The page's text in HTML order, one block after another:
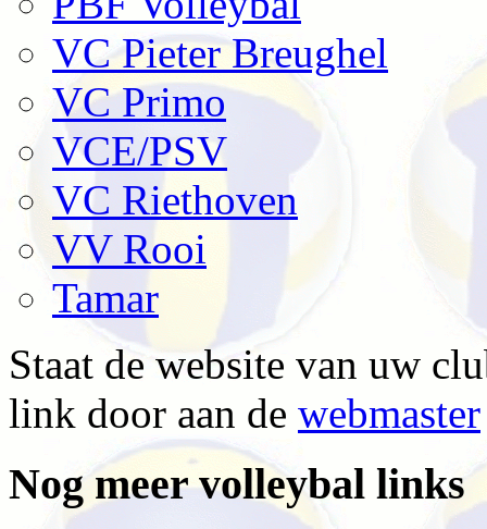
VC Pieter Breughel
VC Primo
VCE/PSV
VC Riethoven
VV Rooi
Tamar
Staat de website van uw
link door aan de webmaster
Nog meer volleybal links